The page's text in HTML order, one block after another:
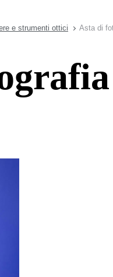
e strumenti ottici Asta di